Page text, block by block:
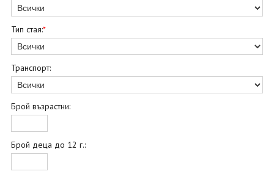
Тип стая:*
Транспорт:
Брой възрастни:
Брой деца до 12 г.: